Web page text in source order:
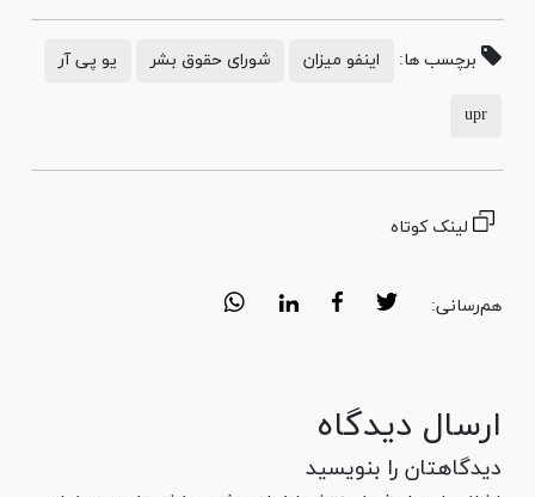
برچسب ها: اینفو میزان شورای حقوق بشر یو پی آر
upr
لینک کوتاه
هم‌رسانی:
ارسال دیدگاه
دیدگاهتان را بنویسید